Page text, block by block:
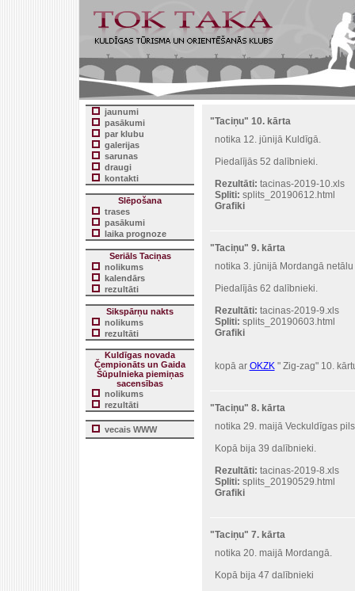
jaunumi
pasākumi
par klubu
galerijas
sarunas
draugi
kontakti
Slēpošana
trases
pasākumi
laika prognoze
Seriāls Taciņas
nolikums
kalendārs
rezultāti
Sikspārņu nakts
nolikums
rezultāti
Kuldīgas novada
Čempionāts un Gaida
Šūpulnieka piemiņas
sacensības
nolikums
rezultāti
vecais WWW
"Taciņu" 10. kārta
notika 12. jūnijā Kuldīgā.
Piedalījās 52 dalībnieki.
Rezultāti: tacinas-2019-10.xls
Spliti: splits_20190612.html
Grafiki
"Taciņu" 9. kārta
notika 3. jūnijā Mordangā
Piedalījās 62 dalībnieki.
Rezultāti: tacinas-2019-9.xls
Spliti: splits_20190603.html
Grafiki
kopā ar OKZK" Zig-zag" 10.
"Taciņu" 8. kārta
notika 29. maijā Veckuldīgas
Kopā bija 39 dalībnieki.
Rezultāti: tacinas-2019-8.xls
Spliti: splits_20190529.html
Grafiki
"Taciņu" 7. kārta
notika 20. maijā Mordangā.
Kopā bija 47 dalībnieki